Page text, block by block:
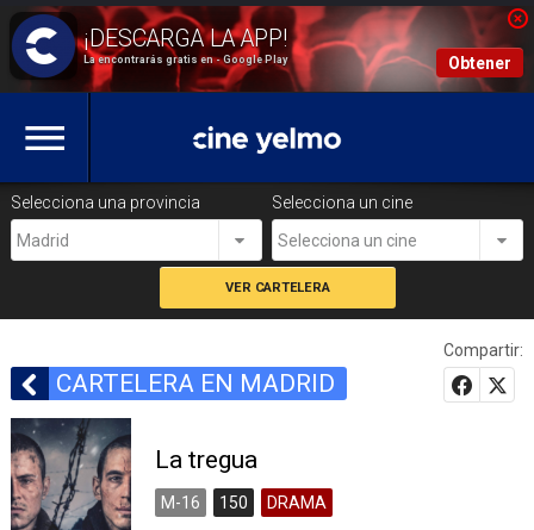
La encontrarás gratis en - Google Play Obtener
Selecciona una provincia
Madrid
Selecciona un cine
Selecciona un cine
CARTELERA EN MADRID
Compartir:
La tregua
M-16 150 DRAMA